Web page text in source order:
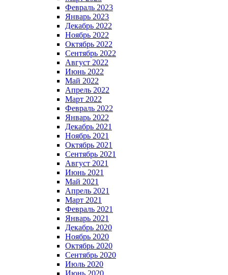
Февраль 2023
Январь 2023
Декабрь 2022
Ноябрь 2022
Октябрь 2022
Сентябрь 2022
Август 2022
Июнь 2022
Май 2022
Апрель 2022
Март 2022
Февраль 2022
Январь 2022
Декабрь 2021
Ноябрь 2021
Октябрь 2021
Сентябрь 2021
Август 2021
Июнь 2021
Май 2021
Апрель 2021
Март 2021
Февраль 2021
Январь 2021
Декабрь 2020
Ноябрь 2020
Октябрь 2020
Сентябрь 2020
Июль 2020
Июнь 2020